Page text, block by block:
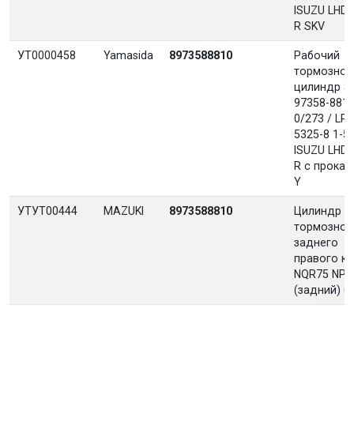
ISUZU LHD
R SKV
УТ0000458 Yamasida 8973588810
Рабочий
тормозной
цилиндр 8-
97358-881-
0/273 / LP-
5325-8 1-
ISUZU LHD
R с
Y
УТУТ00444 MAZUKI 8973588810
Цилиндр
тормозной
заднего
правого
NQR75
(задний)